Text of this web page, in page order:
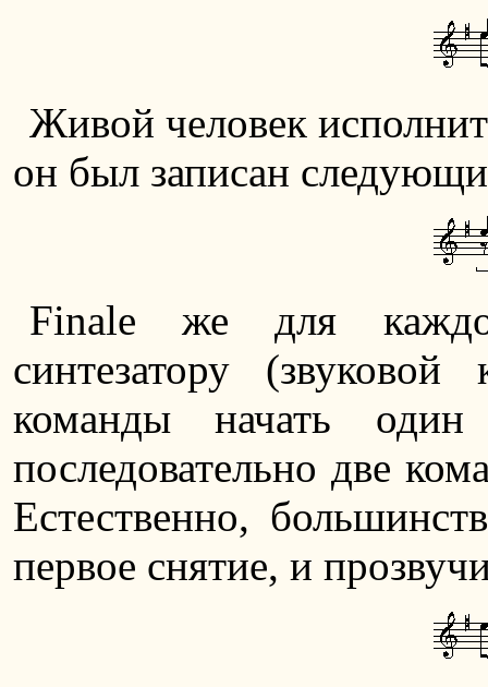
Живой человек
он был записан
Finale же для
синтезатору
команды начать
последовательно две
Естественно,
первое снятие, и